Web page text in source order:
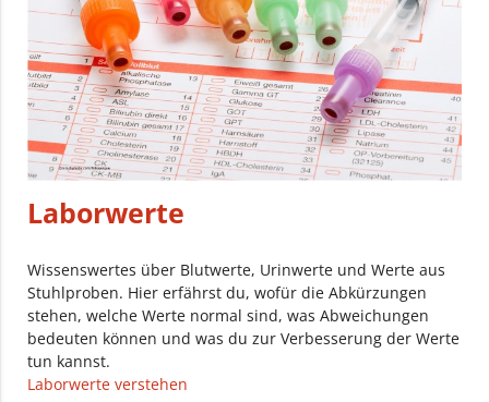
Laborwerte
Wissenswertes über Blutwerte, Urinwerte und Werte aus
Stuhlproben. Hier erfährst du, wofür die Abkürzungen
stehen, welche Werte normal sind, was Abweichungen
bedeuten können und was du zur Verbesserung der Werte
tun kannst.
Laborwerte verstehen